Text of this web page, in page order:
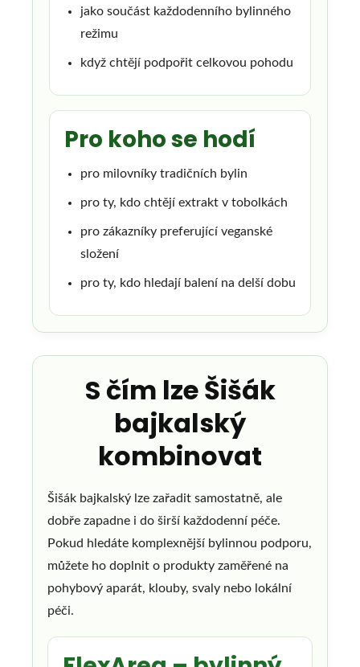
jako součást každodenního bylinného
režimu
když chtějí podpořit celkovou pohodu
Pro koho se hodí
pro milovníky tradičních bylin
pro ty, kdo chtějí extrakt v tobolkách
pro zákazníky preferující veganské
složení
pro ty, kdo hledají balení na delší dobu
S čím lze Šišák
bajkalský
kombinovat
Šišák bajkalský lze zařadit samostatně, ale
dobře zapadne i do širší každodenní péče.
Pokud hledáte komplexnější bylinnou podporu,
můžete ho doplnit o produkty zaměřené na
pohybový aparát, klouby, svaly nebo lokální
péči.